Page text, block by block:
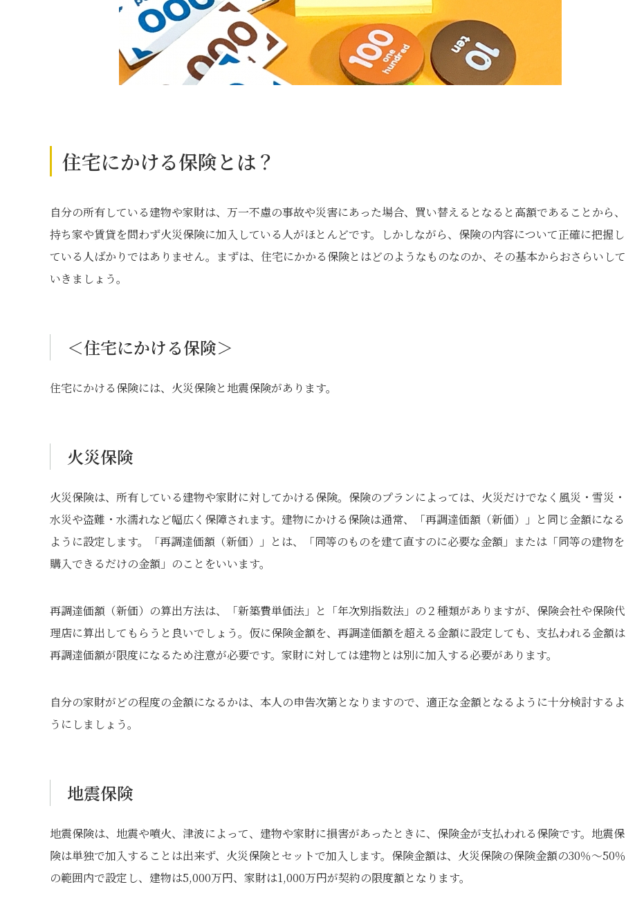
住宅にかける保険とは？
自分の所有している建物や家財は、万一不慮の事故や災害にあった場合、買い替えるとなると高額であることから、
持ち家や賃貸を問わず火災保険に加入している人がほとんどです。しかしながら、保険の内容について正確に把握し
ている人ばかりではありません。まずは、住宅にかかる保険とはどのようなものなのか、その基本からおさらいして
いきましょう。
＜住宅にかける保険＞
住宅にかける保険には、火災保険と地震保険があります。
火災保険
火災保険は、所有している建物や家財に対してかける保険。保険のプランによっては、火災だけでなく風災・雪災・
水災や盗難・水濡れなど幅広く保障されます。建物にかける保険は通常、「再調達価額（新価）」と同じ金額になる
ように設定します。「再調達価額（新価）」とは、「同等のものを建て直すのに必要な金額」または「同等の建物を
購入できるだけの金額」のことをいいます。
再調達価額（新価）の算出方法は、「新築費単価法」と「年次別指数法」の２種類がありますが、保険会社や保険代
理店に算出してもらうと良いでしょう。仮に保険金額を、再調達価額を超える金額に設定しても、支払われる金額は
再調達価額が限度になるため注意が必要です。家財に対しては建物とは別に加入する必要があります。
自分の家財がどの程度の金額になるかは、本人の申告次第となりますので、適正な金額となるように十分検討するよ
うにしましょう。
地震保険
地震保険は、地震や噴火、津波によって、建物や家財に損害があったときに、保険金が支払われる保険です。地震保
険は単独で加入することは出来ず、火災保険とセットで加入します。保険金額は、火災保険の保険金額の30％～50％
の範囲内で設定し、建物は5,000万円、家財は1,000万円が契約の限度額となります。